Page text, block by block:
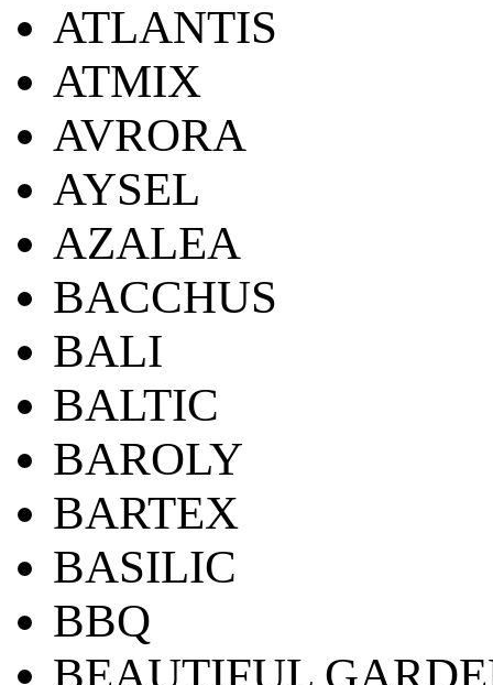
ATLANTIS
ATMIX
AVRORA
AYSEL
AZALEA
BACCHUS
BALI
BALTIC
BAROLY
BARTEX
BASILIC
BBQ
BEAUTIFUL